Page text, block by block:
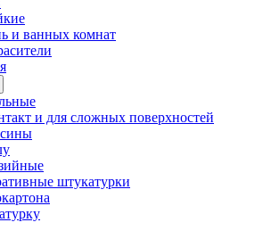
и ванных комнат
и для сложных поверхностей
штукатурки